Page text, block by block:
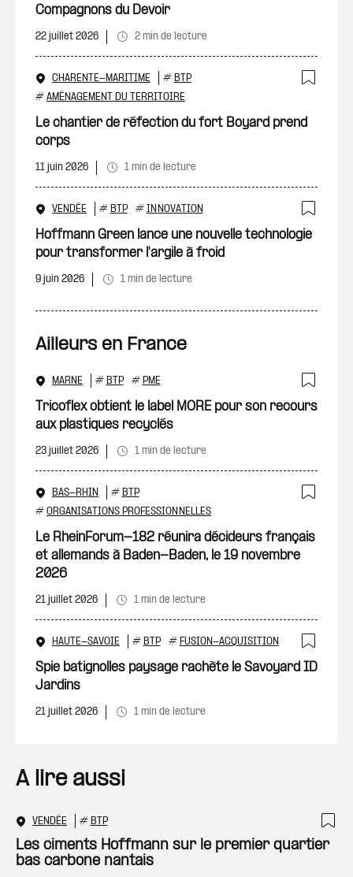
Compagnons du Devoir
22 juillet 2026 2 min de lecture
CHARENTE-MARITIME # BTP
# AMÉNAGEMENT DU TERRITOIRE
Le chantier de réfection du fort Boyard prend
corps
11 juin 2026 1 min de lecture
VENDÉE # BTP # INNOVATION
Hoffmann Green lance une nouvelle technologie
pour transformer l'argile à froid
9 juin 2026 1 min de lecture
Ailleurs en France
MARNE # BTP # PME
Tricoflex obtient le label MORE pour son recours
aux plastiques recyclés
23 juillet 2026 1 min de lecture
BAS-RHIN # BTP
# ORGANISATIONS PROFESSIONNELLES
Le RheinForum-182 réunira décideurs français
et allemands à Baden-Baden, le 19 novembre
2026
21 juillet 2026 1 min de lecture
HAUTE-SAVOIE # BTP # FUSION-ACQUISITION
Spie batignolles paysage rachète le Savoyard ID
Jardins
21 juillet 2026 1 min de lecture
A lire aussi
VENDÉE # BTP
Les ciments Hoffmann sur le premier quartier
bas carbone nantais